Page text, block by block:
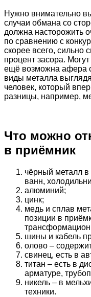
Нужно внимательно
случаи обмана со
должна насторожить
по сравнению с
скорее всего, сильно
процент засора.
ещё возможна афера
виды металла
человек, который
разницы, например,
Что можно
в приёмник
чёрный металл в
ванн,
алюминий;
цинк;
медь и сплав
позиции в
шины и кабель
олово –
свинец, есть в
титан – есть в
арматуре,
никель – в
техники.